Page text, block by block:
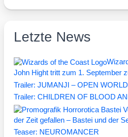
Letzte News
John Hight tritt zum 1. September
Trailer: JUMANJI – OPEN WORLD
Trailer: CHILDREN OF BLOOD
der Zeit gefallen – Bastei und der
Teaser: NEUROMANCER